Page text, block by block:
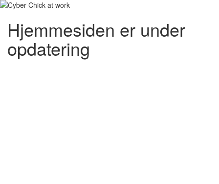
Hjemmesiden er under
opdatering